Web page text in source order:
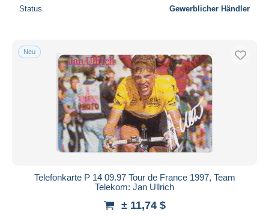
Kostenloser Versand
Zahlungsmethoden
PayPal
Banküberweisung
Visa
Mastercard
Bancontact
Maestro
Gesamte Auswahl aufheben
Status Gewerblicher Händler
Neu
Telefonkarte P 14 09.97 Tour de France 1997, Team
Telekom: Jan Ullrich
± 11,74 $